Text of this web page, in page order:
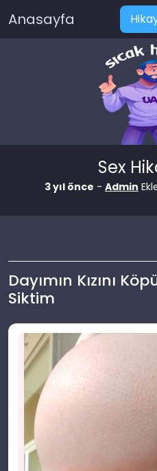
Anasayfa
Sex
3 yıl önce - Admin
Dayımın Kızını
Siktim